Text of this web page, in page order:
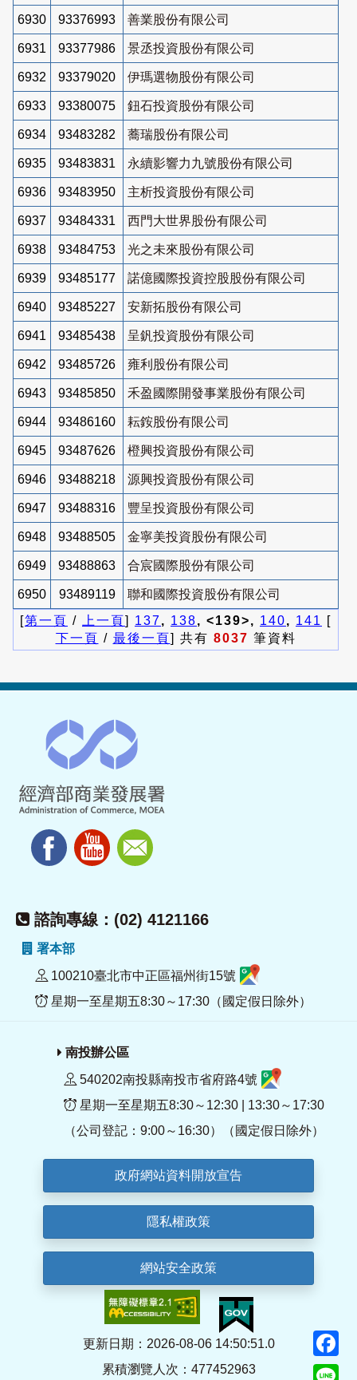
6930 93376993 善業股份有限公司
6931 93377986 景丞投資股份有限公司
6932 93379020 伊瑪選物股份有限公司
6933 93380075 鈕石投資股份有限公司
6934 93483282 蕎瑞股份有限公司
6935 93483831 永續影響力九號股份有限公司
6936 93483950 主析投資股份有限公司
6937 93484331 西門大世界股份有限公司
6938 93484753 光之未來股份有限公司
6939 93485177 諾億國際投資控股股份有限公司
6940 93485227 安新拓股份有限公司
6941 93485438 呈釩投資股份有限公司
6942 93485726 雍利股份有限公司
6943 93485850 禾盈國際開發事業股份有限公司
6944 93486160 耘銨股份有限公司
6945 93487626 橙興投資股份有限公司
6946 93488218 源興投資股份有限公司
6947 93488316 豐呈投資股份有限公司
6948 93488505 金寧美投資股份有限公司
6949 93488863 合宸國際股份有限公司
6950 93489119
聯和國際投資股份有限公司
[第一頁 / 上一頁] 137, 138, <139>, 140, 141
[
下一頁 / 最後一頁] 共有 8037 筆資料
諮詢專線：(02) 4121166
署本部
100210臺北市中正區福州街15號
星期一至星期五8:30～17:30（國定假日除外）
南投辦公區
540202南投縣南投市省府路4號
星期一至星期五8:30～12:30 | 13:30～17:30
（公司登記：9:00～16:30）（國定假日除外）
政府網站資料開放宣告
隱私權政策
網站安全政策
更新日期：2026-08-06 14:50:51.0
累積瀏覽人次：477452963